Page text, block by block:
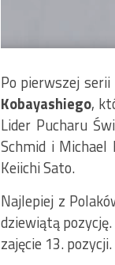
Po pierwszej serii
Kobayashiego,
Lider Pucharu
Schmid i Michael
Keiichi Sato.
Najlepiej z
dziewiątą pozycję.
zajęcie 13. pozycji.